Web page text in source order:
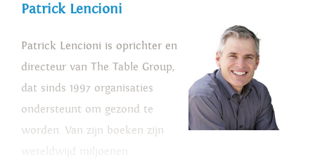
Patrick Lencioni
Patrick Lencioni is oprichter en
directeur van The Table Group,
dat sinds 1997 organisaties
ondersteunt om gezond te
worden. Van zijn boeken zijn